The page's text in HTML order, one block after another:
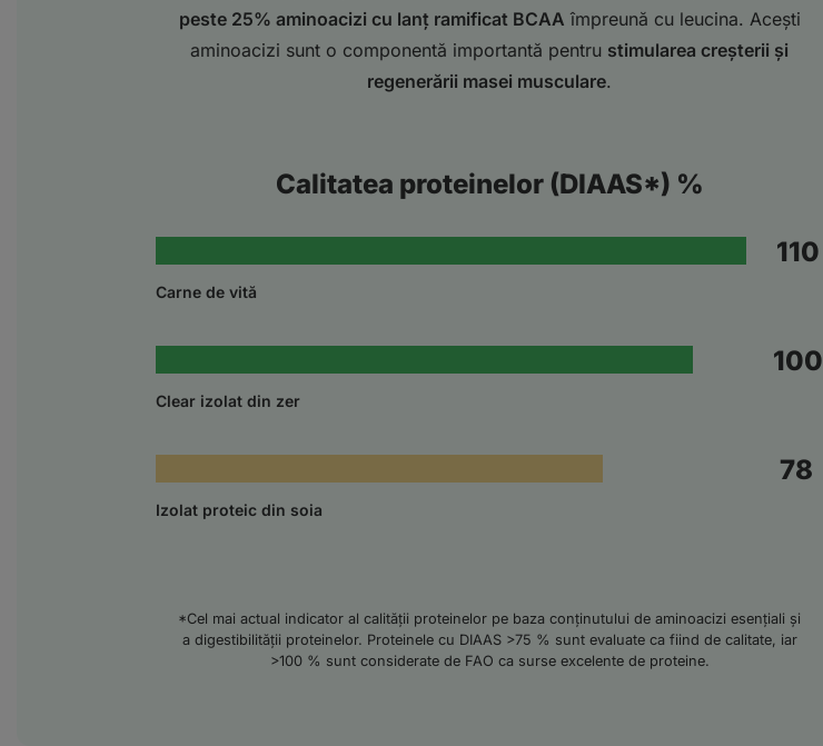
peste 25% aminoacizi cu lanț ramificat BCAA împreună cu leucina. Acești
aminoacizi sunt o componentă importantă pentru stimularea creșterii și
regenerării masei musculare.
Calitatea proteinelor (DIAAS*) %
Carne de vită
110
Clear izolat din zer
100
Izolat proteic din soia
84
*Cel mai actual indicator al calității proteinelor pe baza conținutului de aminoacizi esențiali și
a digestibilității proteinelor. Proteinele cu DIAAS >75 % sunt evaluate ca fiind de calitate, iar
>100 % sunt considerate de FAO ca surse excelente de proteine.